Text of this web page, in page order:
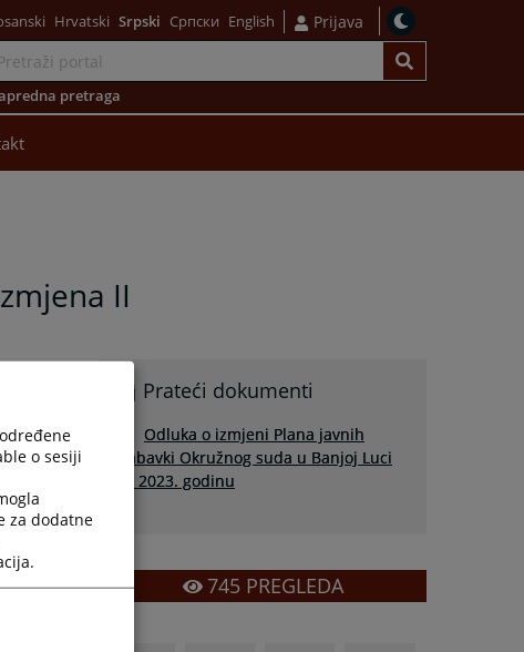
Hrvatski Srpski Српски English Prijava
pretraga
II
Prateći dokumenti
Odluka o izmjeni Plana javnih
nabavki Okružnog suda u Banjoj Luci
za 2023. godinu
745PREGLEDA
o sesiji
za dodatne